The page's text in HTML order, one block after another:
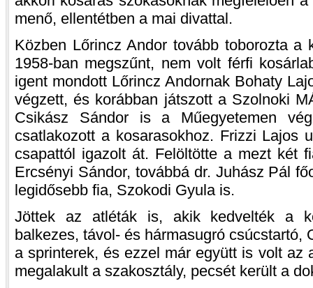
menő, ellentétben a mai divattal.
Közben Lőrincz Andor tovább toborozta a
1958-ban megszűnt, nem volt férfi
igent mondott Lőrincz Andornak Bohaty
végzett, és korábban játszott a Szolnoki
Csikász Sándor is a Műegyetemen
csatlakozott a kosarasokhoz. Frizzi Lajos
csapattól igazolt át. Felöltötte a mezt két
Ercsényi Sándor, továbbá dr. Juhász Pál
legidősebb fia, Szokodi Gyula is.
Jöttek az atléták is, akik kedvelték a
balkezes, távol- és hármasugró csúcstartó,
a sprinterek, és ezzel már együtt is volt az
megalakult a szakosztály, pecsét került a